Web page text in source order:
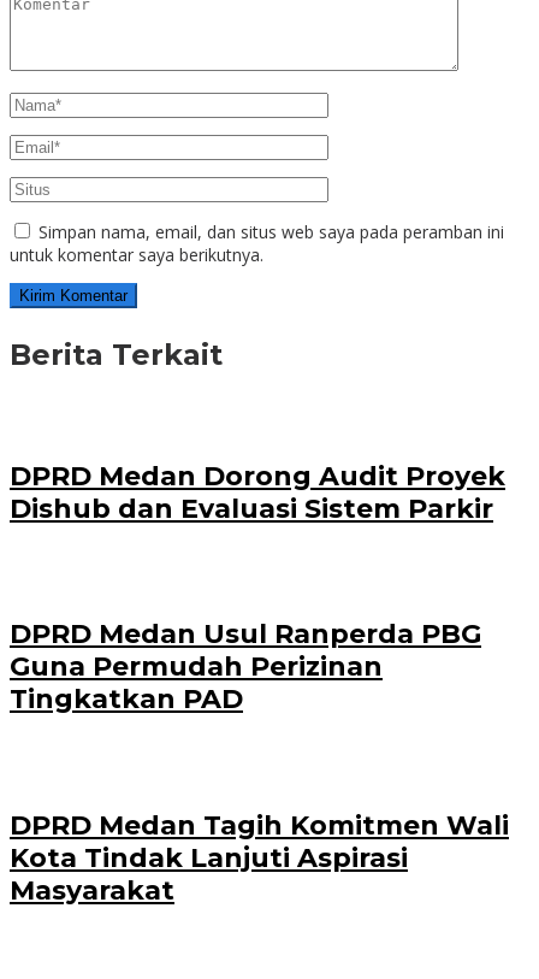
Simpan nama, email, dan situs web saya pada peramban ini
untuk komentar saya berikutnya.
Berita Terkait
DPRD Medan Dorong Audit Proyek
Dishub dan Evaluasi Sistem Parkir
DPRD Medan Usul Ranperda PBG
Guna Permudah Perizinan
Tingkatkan PAD
DPRD Medan Tagih Komitmen Wali
Kota Tindak Lanjuti Aspirasi
Masyarakat